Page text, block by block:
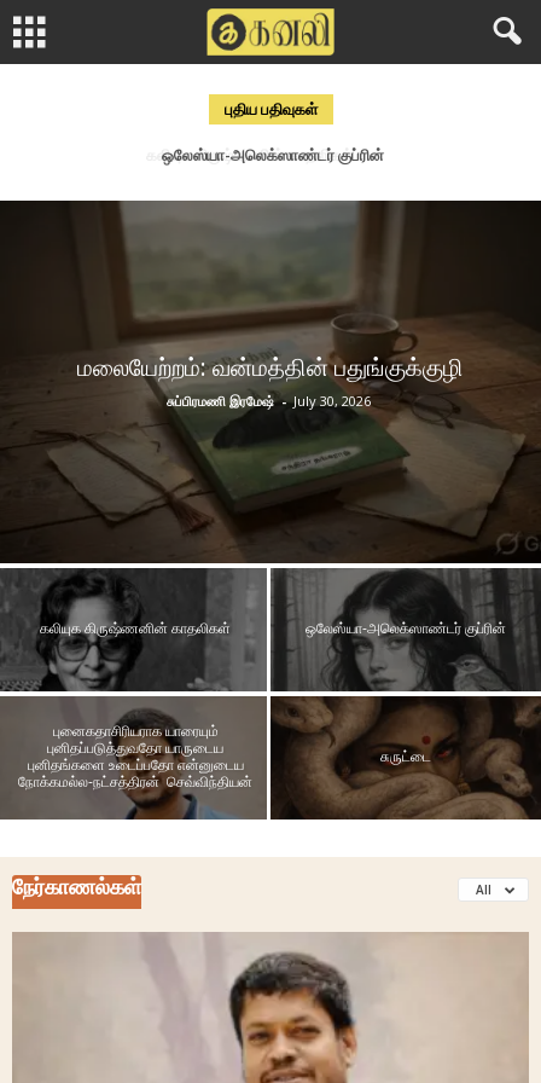
புதிய பதிவுகள்
ஒலேஸ்யா-அலெக்ஸாண்டர் குப்ரின்
மலையேற்றம்: வன்மத்தின் பதுங்குக்குழி
சுப்பிரமணி இரமேஷ் - July 30, 2026
கலியுக கிருஷ்ணனின் காதலிகள் ஒலேஸ்யா-அலெக்ஸாண்டர் குப்ரின்
புனைகதாசிரியராக யாரையும்
புனிதப்படுத்துவதோ யாருடைய
புனிதங்களை உடைப்பதோ என்னுடைய
நோக்கமல்ல-நட்சத்திரன் செவ்விந்தியன்
சுருட்டை
நேர்காணல்கள் All